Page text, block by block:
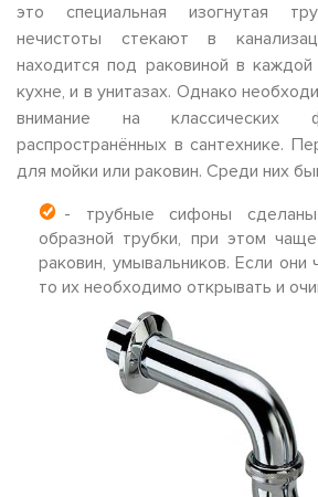
это специальная изогнутая
нечистоты стекают в
находится под раковиной в каждой
кухне, и в унитазах. Однако
внимание на классических
распространённых в сантехнике.
для мойки или раковин. Среди них
- трубные сифоны
образной трубки, при этом
раковин, умывальников. Если они
то их необходимо открывать и